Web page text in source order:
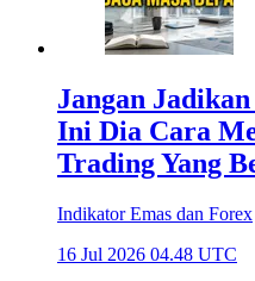
Jangan
Ini Dia Cara
Trading Yang
Indikator Emas dan Forex
16 Jul 2026 04.48 UTC